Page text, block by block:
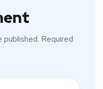
published. Required